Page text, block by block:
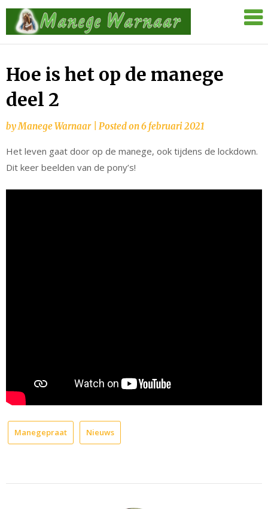
Skip
content
Manege
Hoe is het op de manege
deel 2
byManege Warnaar Posted on6 februari 2021
Het leven gaat door op de manege, ook tijdens de lockdown.
Dit keer beelden van de pony’s!
Manegepraat Nieuws